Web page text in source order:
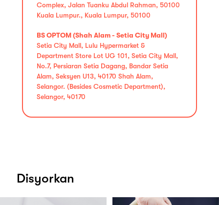
Complex, Jalan Tuanku Abdul Rahman, 50100
Kuala Lumpur., Kuala Lumpur, 50100
BS OPTOM (Shah Alam - Setia City Mall)
Setia City Mall, Lulu Hypermarket &
Department Store Lot UG 101, Setia City Mall,
No.7, Persiaran Setia Dagang, Bandar Setia
Alam, Seksyen U13, 40170 Shah Alam,
Selangor. (Besides Cosmetic Department),
Selangor, 40170
Disyorkan